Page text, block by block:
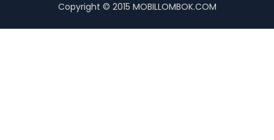
Copyright © 2015 MOBILLOMBOK.COM